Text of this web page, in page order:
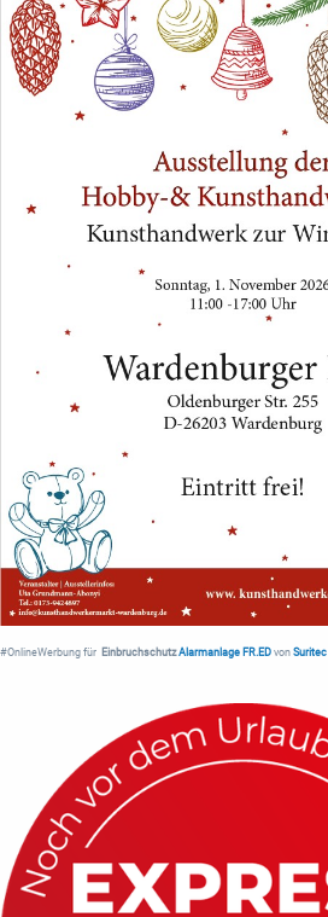
#OnlineWerbung für Einbruchschutz Alarmanlage FR.ED von Suritec